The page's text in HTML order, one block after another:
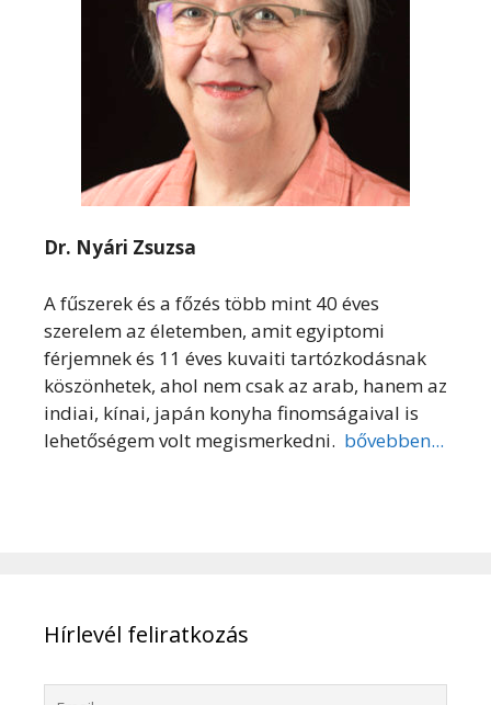
Dr. Nyári Zsuzsa
A fűszerek és a főzés több mint 40 éves
szerelem az életemben, amit egyiptomi
férjemnek és 11 éves kuvaiti tartózkodásnak
köszönhetek, ahol nem csak az arab, hanem az
indiai, kínai, japán konyha finomságaival is
lehetőségem volt megismerkedni. bővebben...
Hírlevél feliratkozás